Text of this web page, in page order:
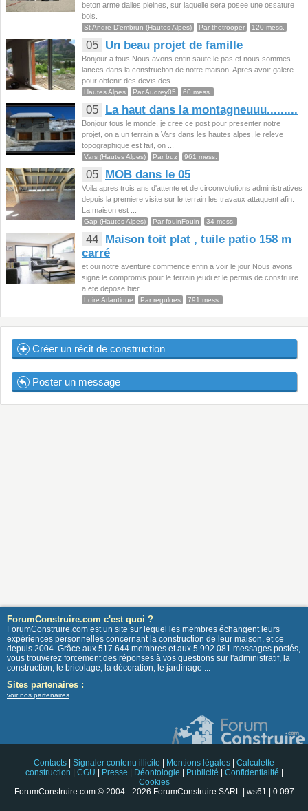
beton arme dalles pleines, sur laquelle sera posee une ossature
bois.
St Andre D'embrun (Hautes Alpes) Par thetrooper 120 mess.
05 Un beau projet de famille
Bonjour a tous Nous avons enfin saute le pas et nous sommes
lances dans la construction de notre maison. Apres avoir galere
pour obtenir des devis des ...
Hautes Alpes Par Audrey05 60 mess.
05 La haut dans la montagneuuu.........
Bonjour tous le monde, je cree ce post pour presenter notre
projet, on a un terrain a Vars dans les hautes alpes, le releve
topographique est fait, on ...
Vars (Hautes Alpes) Par buz 961 mess.
05 MOB dans le 05
Voila apres trois ans d'attente et de circonvolutions administratives
depuis la premiere visite sur le terrain les travaux attaquent afin.
La maison est ...
Gap (Hautes Alpes) Par fouinFouin 34 mess.
44
Maison toit plat , tuile patio 158 m
carré
et oui notre aventure commence enfin a voir le jour Nous avons
signe le compromis pour le terrain jeudi et le permis de construire
a ete depose hier. ...
Loire Atlantique Par reguloes 791 mess.
Créer un récit de construction
Poster un message
ForumConstruire.com c'est quoi ?
ForumConstruire.com est un site sur lequel les membres échangent leurs
expériences personnelles concernant la construction de leur maison, et ce
depuis 2004. Grâce aux 517 644 membres et aux 5 992 081 messages postés,
vous trouverez forcement des réponses à vos questions sur l'administratif, la
construction, le bricolage, la décoration, le jardinage ...
Sites partenaires :
voir nos partenaires
Contacts Signaler contenu illicite Mentions légales
Calculette
construction
CGU Presse Déontologie Publicité Confidentialité
Cookies
ForumConstruire.com © 2004 - 2026 ForumConstruire SARL | ws61 | 0.097